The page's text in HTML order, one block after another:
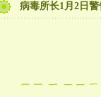
病毒所长1月2日